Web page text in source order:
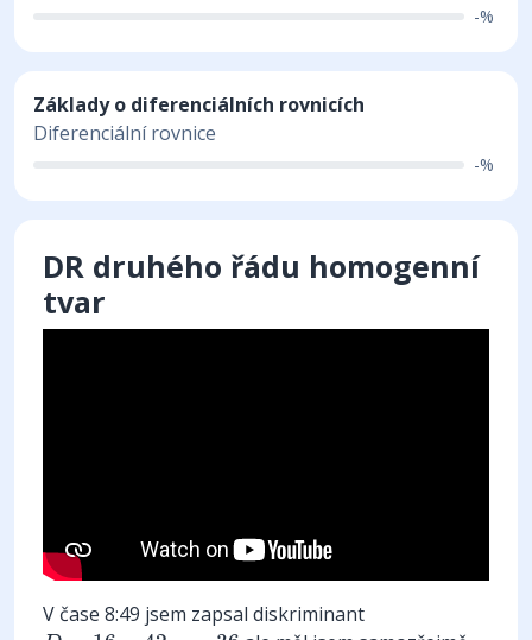
-%
Základy o diferenciálních rovnicích
Diferenciální rovnice
-%
DR druhého řádu homogenní
tvar
V čase 8:49 jsem zapsal diskriminant
D=16−42 =−36